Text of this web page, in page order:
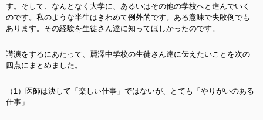
す。そして、なんとなく大学に、あるいはその他の学校へと進んでいく
のです。私のような半生はきわめて例外的です。ある意味で失敗例でも
あります。その経験を生徒さん達に知ってほしかったのです。
講演をするにあたって、麗澤中学校の生徒さん達に伝えたいことを次の
四点にまとめました。
（1）医師は決して「楽しい仕事」ではないが、とても「やりがいのある
仕事」